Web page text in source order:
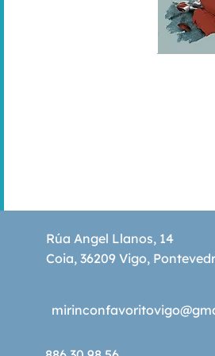
Rúa Angel Llanos, 14
Coia, 36209 Vigo,